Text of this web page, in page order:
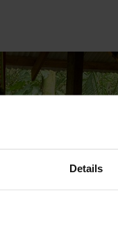
Details